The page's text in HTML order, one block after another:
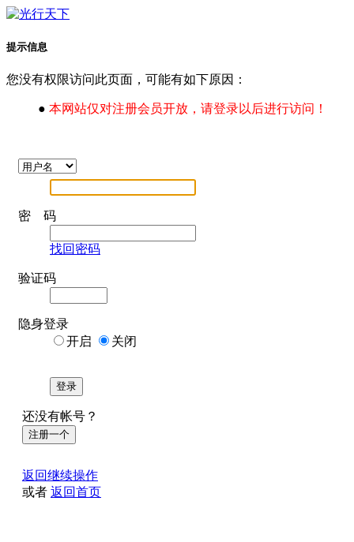
提示信息
您没有权限访问此页面，可能有如下原因：
● 本网站仅对注册会员开放，请登录以后进行访问！
密 码
找回密码
验证码
隐身登录
开启
关闭
登录
还没有帐号？
注册一个
返回继续操作
或者 返回首页